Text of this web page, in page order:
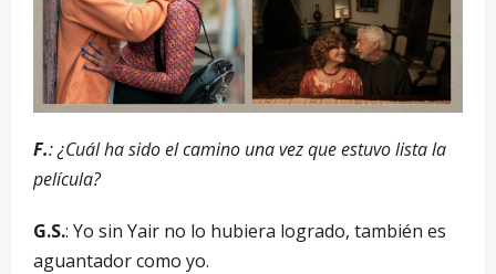
F.: ¿Cuál ha sido el camino una vez que estuvo lista la
película?
G.S.: Yo sin Yair no lo hubiera logrado, también es
aguantador como yo.